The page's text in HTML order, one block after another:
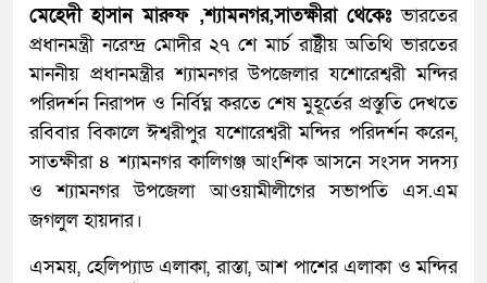
মেহেদী হাসান মারুফ ,শ্যামনগর,সাতক্ষীরা থেকেঃভারতের
প্রধানমন্ত্রী নরেন্দ্র মোদীর ২৭ শে মার্চ রাষ্ট্রীয় অতিথি ভারতের
মাননীয় প্রধানমন্ত্রীর শ্যামনগর উপজেলার যশোরেশ্বরী মন্দির
পরিদর্শন নিরাপদ ও নির্বিঘ্ন করতে শেষ মুহূর্তের প্রস্তুতি দেখতে
রবিবার বিকালে ঈশ্বরীপুর যশোরেশ্বরী মন্দির পরিদর্শন করেন,
সাতক্ষীরা ৪ শ্যামনগর কালিগঞ্জ আংশিক আসনে সংসদ সদস্য
ও শ্যামনগর উপজেলা আওয়ামীলীগের সভাপতি এস.এম
জগলুল হায়দার।
এসময়, হেলিপ্যাড এলাকা, রাস্তা, আশ পাশের এলাকা ও মন্দির